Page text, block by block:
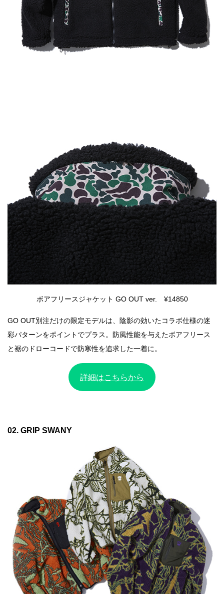
ボアフリースジャケット GO OUT ver. ¥14850
GO OUT別注だけの限定モデルは、陰影の効いたコラボ仕様の迷
彩パターンをポイントでプラス。防風性能を与えたボアフリース
と裾のドローコードで防寒性を追求した一着に。
詳細はこちらから
02. GRIP SWANY